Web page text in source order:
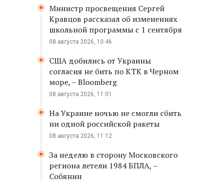
Министр просвещения Сергей
Кравцов рассказал об изменениях
школьной программы с 1 сентября
08 августа 2026, 10:46
США добились от Украины
согласия не бить по КТК в Черном
море, – Bloomberg
08 августа 2026, 11:01
На Украине ночью не смогли сбить
ни одной российской ракеты
08 августа 2026, 11:12
За неделю в сторону Московского
региона летели 1984 БПЛА, –
Собянин